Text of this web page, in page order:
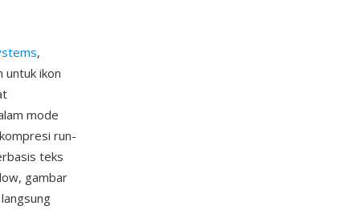
,
untuk ikon
mode
run-
teks
gambar